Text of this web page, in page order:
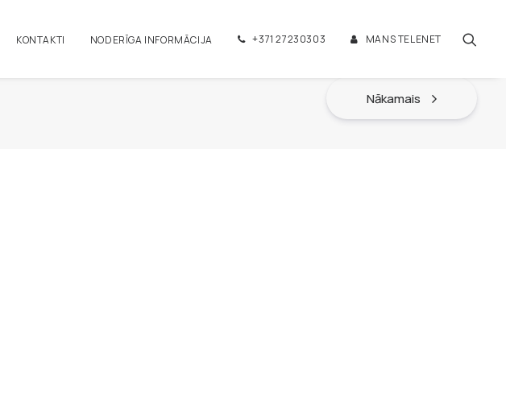
KONTAKTI NODERĪGA INFORMĀCIJA +371 27230303 MANS TELENET
Nākamais